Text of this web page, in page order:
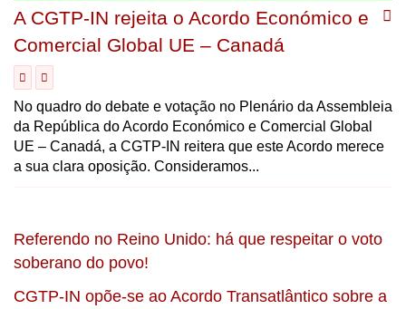
A CGTP-IN rejeita o Acordo Económico e
Comercial Global UE – Canadá
No quadro do debate e votação no Plenário da Assembleia
da República do Acordo Económico e Comercial Global
UE – Canadá, a CGTP-IN reitera que este Acordo merece
a sua clara oposição. Consideramos...
Referendo no Reino Unido: há que respeitar o voto
soberano do povo!
CGTP-IN opõe-se ao Acordo Transatlântico sobre a